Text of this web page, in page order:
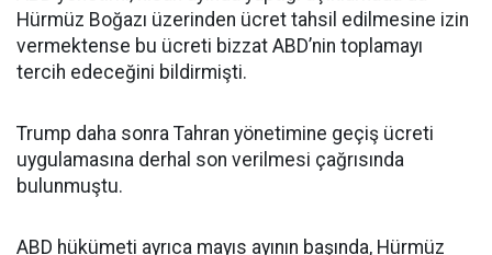
Hürmüz Boğazı üzerinden ücret tahsil edilmesine izin
vermektense bu ücreti bizzat ABD’nin toplamayı
tercih edeceğini bildirmişti.
Trump daha sonra Tahran yönetimine geçiş ücreti
uygulamasına derhal son verilmesi çağrısında
bulunmuştu.
ABD hükümeti ayrıca mayıs ayının başında, Hürmüz